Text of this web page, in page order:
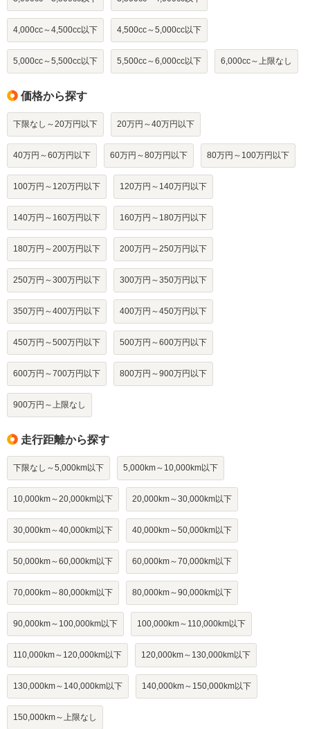
4,000cc～4,500cc以下 4,500cc～5,000cc以下
5,000cc～5,500cc以下 5,500cc～6,000cc以下 6,000cc～上限なし
価格から探す
下限なし～20万円以下 20万円～40万円以下
40万円～60万円以下 60万円～80万円以下 80万円～100万円以下
100万円～120万円以下 120万円～140万円以下
140万円～160万円以下 160万円～180万円以下
180万円～200万円以下 200万円～250万円以下
250万円～300万円以下 300万円～350万円以下
350万円～400万円以下 400万円～450万円以下
450万円～500万円以下 500万円～600万円以下
600万円～700万円以下 800万円～900万円以下
900万円～上限なし
走行距離から探す
下限なし～5,000km以下 5,000km～10,000km以下
10,000km～20,000km以下 20,000km～30,000km以下
30,000km～40,000km以下 40,000km～50,000km以下
50,000km～60,000km以下 60,000km～70,000km以下
70,000km～80,000km以下 80,000km～90,000km以下
90,000km～100,000km以下 100,000km～110,000km以下
110,000km～120,000km以下 120,000km～130,000km以下
130,000km～140,000km以下 140,000km～150,000km以下
150,000km～上限なし